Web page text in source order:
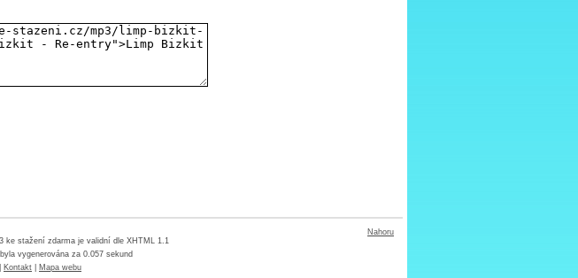
Nahoru
ke stažení zdarma je validní dle XHTML 1.1
vygenerována za 0.057 sekund
Kontakt Mapa webu